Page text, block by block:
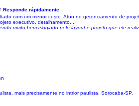
Responde rápidamente
com um menor custo. Atuo no gerenciamento de
executivo, detalhamento,...
muito bem elogiado pelo layout e projeto que ele
mais precisamente no intrior paulista, Sorocaba-SP.